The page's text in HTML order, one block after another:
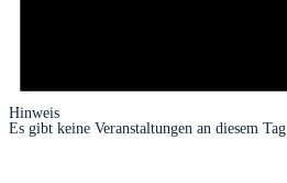
Hinweis
Es gibt keine Veranstaltungen an diesem Tag.